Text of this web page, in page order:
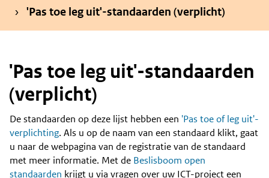
'Pas toe leg uit'-standaarden (verplicht)
'Pas toe leg uit'-standaarden
(verplicht)
Content
De standaarden op deze lijst hebben een 'Pas toe of leg uit'-
verplichting. Als u op de naam van een standaard klikt, gaat
u naar de webpagina van de registratie van de standaard
met meer informatie. Met de Beslisboom open
standaarden krijgt u via vragen over uw ICT-project een